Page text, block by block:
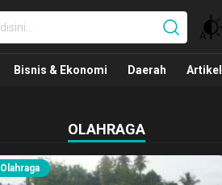
Bisnis & Ekonomi Daerah Artikel
OLAHRAGA
Olahraga